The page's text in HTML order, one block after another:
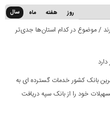
روز هفته ماه سال
/ موضوع در کدام استان‌ها جدی‌تر
بانک کشور خدمات گسترده ای به
خود را از بانک سپه دریافت